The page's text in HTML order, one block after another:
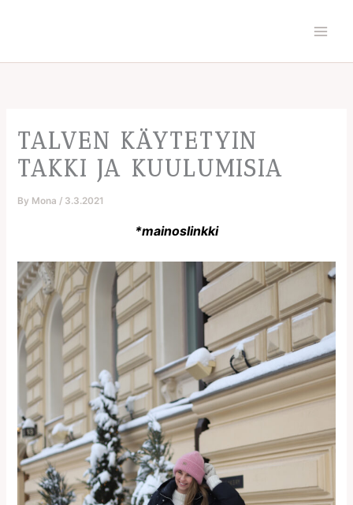
TALVEN KÄYTETYIN
TAKKI JA KUULUMISIA
By Mona / 3.3.2021
*mainoslinkki